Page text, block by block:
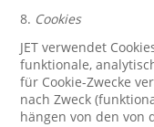
8. Cookies
JET verwendet
funktionale,
für Cookie-Zwecke
nach Zweck
hängen von den von